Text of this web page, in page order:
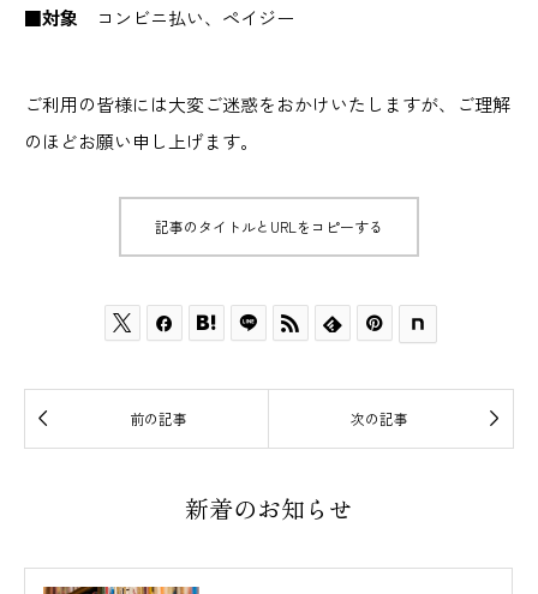
■対象 コンビニ払い、ペイジー
ご利用の皆様には大変ご迷惑をおかけいたしますが、ご理解
のほどお願い申し上げます。
記事のタイトルとURLをコピーする
     
 前の記事 次の記事 
新着のお知らせ